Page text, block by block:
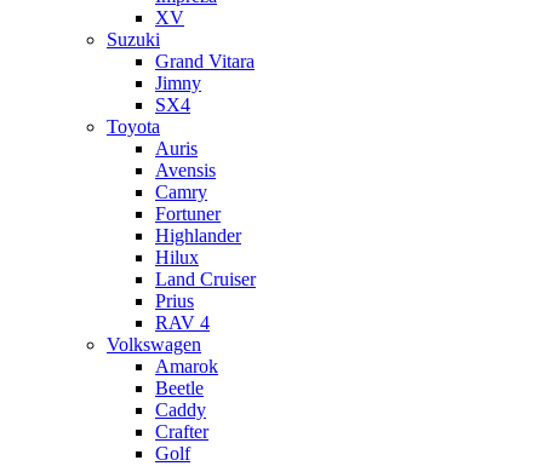
XV
Suzuki
Grand Vitara
Jimny
SX4
Toyota
Auris
Avensis
Camry
Fortuner
Highlander
Hilux
Land Cruiser
Prius
RAV 4
Volkswagen
Amarok
Beetle
Caddy
Crafter
Golf